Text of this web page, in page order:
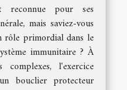
reconnue pour ses
mais saviez-vous
rôle primordial dans le
immunitaire ? À
complexes, l'exercice
bouclier protecteur